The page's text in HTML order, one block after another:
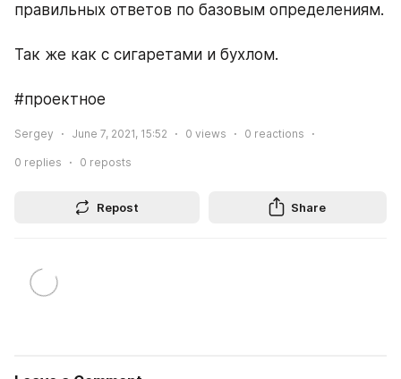
правильных ответов по базовым определениям.
Так же как с сигаретами и бухлом.
#проектное
Sergey June 7, 2021, 15:52 0 views 0 reactions
0 replies 0 reposts
Repost Share